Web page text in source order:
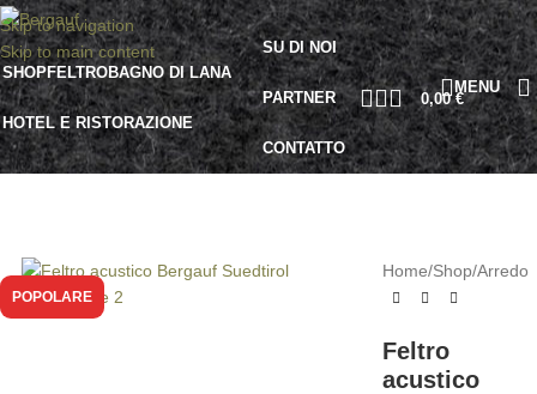
Skip to navigation
Skip to main content
SHOPFELTROBAGNO DI LANA
HOTEL E RISTORAZIONE
SU DI NOI
PARTNER
CONTATTO
0,00€
MENU
POPOLARE
Home/Shop/Arredo
Feltro
acustico